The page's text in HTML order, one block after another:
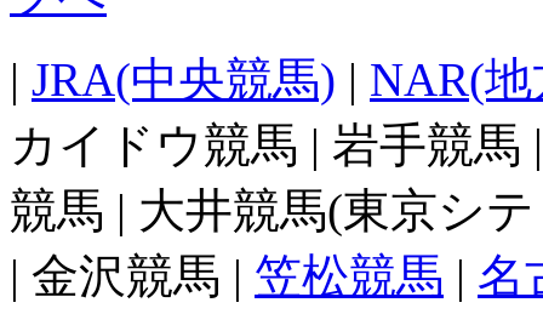
| JRA(中央競馬) | NAR(
カイドウ競馬 | 岩手競馬
競馬 | 大井競馬(東京シ
| 金沢競馬 | 笠松競馬 | 名